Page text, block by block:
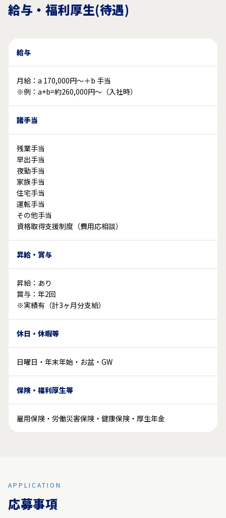
給与・福利厚生(待遇)
給与
月給：a 170,000円～＋b 手当
※例：a+b=約260,000円～（入社時）
諸手当
残業手当
早出手当
夜勤手当
家族手当
住宅手当
運転手当
その他手当
資格取得支援制度（費用応相談）
昇給・賞与
昇給：あり
賞与：年2回
※実績有（計3ヶ月分支給）
休日・休暇等
日曜日・年末年始・お盆・GW
保険・福利厚生等
雇用保険・労働災害保険・健康保険・厚生年金
APPLICATION
応募事項